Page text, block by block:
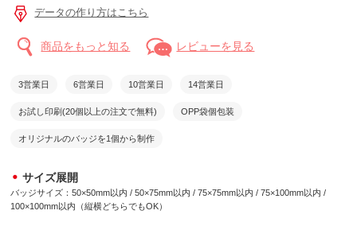
データの作り方はこちら
商品をもっと知る レビューを見る
3営業日 6営業日 10営業日 14営業日
お試し印刷(20個以上の注文で無料) OPP袋個包装
オリジナルのバッジを1個から制作
サイズ展開
バッジサイズ：50×50mm以内 / 50×75mm以内 / 75×75mm以内 / 75×100mm以内 /
100×100mm以内（縦横どちらでもOK）